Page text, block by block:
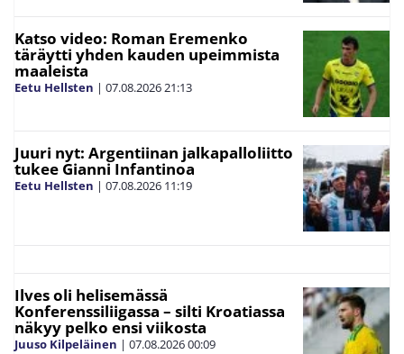
Katso video: Roman Eremenko
täräytti yhden kauden upeimmista
maaleista
Eetu Hellsten | 07.08.202621:13
Juuri nyt: Argentiinan jalkapalloliitto
tukee Gianni Infantinoa
Eetu Hellsten | 07.08.2026 11:19
Ilves oli helisemässä
Konferenssiliigassa – silti Kroatiassa
näkyy pelko ensi viikosta
Juuso Kilpeläinen | 07.08.202600:09